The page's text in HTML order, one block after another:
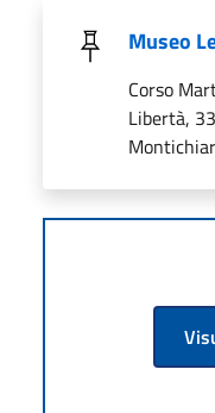
Museo
Corso
Libertà,